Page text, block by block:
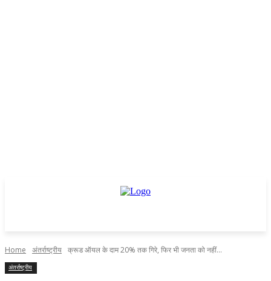
Home अंतर्राष्ट्रीय क्रूड ऑयल के दाम 20% तक गिरे, फिर भी जनता को नहीं...
अंतर्राष्ट्रीय